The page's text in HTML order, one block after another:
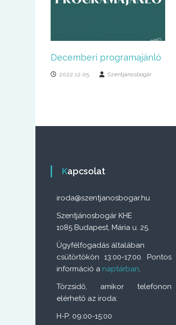
Decemberi programajánló
2022.12.05. Szentjánosbogár
Kapcsolat
iroda@szentjanosbogar.hu
Szentjánosbogár KHE
1085 Budapest, Mária u. 25.
Ügyfélfogadás általában
csütörtökön 13:00-17.00. Pontos
információ a naptárban.
Törzsidő, amikor telefonon
elérhető az iroda:
H-P: 09:00-15:00